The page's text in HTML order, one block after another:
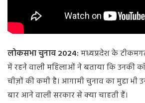
लोकसभा चुनाव 2024:मध्यप्रदेश के
में रहने वाली महिलाओं ने बताया कि उनकी
चीज़ों की कमी है। आगामी चुनाव का मुद्दा भी
बार आने वाली सरकार से क्या चाहती हैं।